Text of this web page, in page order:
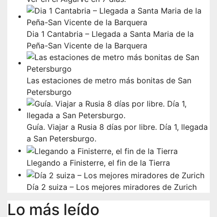
Dia 1 Cantabria – Llegada a Santa Maria de la
Peña-San Vicente de la Barquera
Las estaciones de metro más bonitas de San
Petersburgo
Guía. Viajar a Rusia 8 días por libre. Día 1, llegada
a San Petersburgo.
Llegando a Finisterre, el fin de la Tierra
Día 2 suiza – Los mejores miradores de Zurich
Lo más leído